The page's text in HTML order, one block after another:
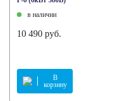
в наличии
10 490 руб.
В
корзину